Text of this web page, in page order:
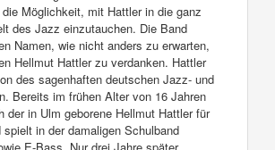
Möglichkeit, mit Hattler in die ganz
des Jazz einzutauchen. Die Band
Namen, wie nicht anders zu erwarten,
Hellmut Hattler zu verdanken. Hattler
des sagenhaften deutschen Jazz- und
Bereits im frühen Alter von 16 Jahren
der in Ulm geborene Hellmut Hattler für
in der damaligen Schulband
E-Bass. Nur drei Jahre später